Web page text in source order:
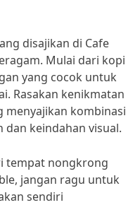
disajikan di Cafe
Mulai dari kopi
yang cocok untuk
Rasakan kenikmatan
menyajikan kombinasi
keindahan visual.
tempat nongkrong
jangan ragu untuk
sendiri